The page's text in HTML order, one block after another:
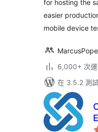
for hosting the
easier
mobile device
MarcusPope
6,000+ 次
在 3.5.2 測